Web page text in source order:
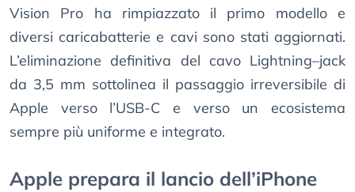
Vision Pro ha rimpiazzato il primo modello e
diversi caricabatterie e cavi sono stati aggiornati.
L’eliminazione definitiva del cavo Lightning–jack
da 3,5 mm sottolinea il passaggio irreversibile di
Apple verso l’USB-C e verso un ecosistema
sempre più uniforme e integrato.
Apple prepara il lancio dell’iPhone